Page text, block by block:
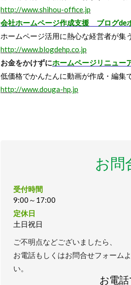
http://www.shihou-office.jp
会社ホームページ作成支援 ブログde
ホームページ活用に熱心な経営者が集
http://www.blogdehp.co.jp
お金をかけずにホームページリニュー
低価格でかんたんに動画が作成・編集
http://www.douga-hp.jp
お問
受付時間
9:00～17:00
定休日
土日祝日
ご不明点などございましたら、
お電話もしくはお問合せフォーム
い。
お電